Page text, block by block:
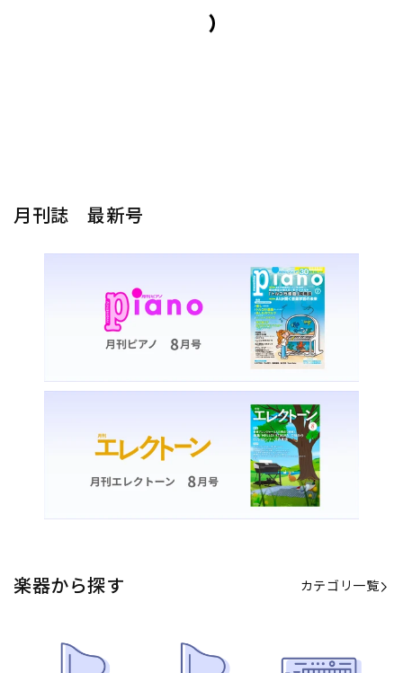
カテゴリ一覧